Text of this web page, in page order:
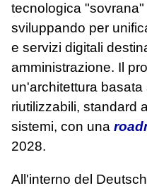
tecnologica
sviluppando per
e servizi digitali
amministrazione. Il
un'architettura
riutilizzabili, standard
sistemi, con una
2028.
All'interno del